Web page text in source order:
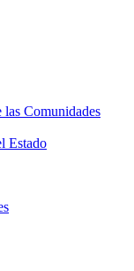
Comunidades
Estado